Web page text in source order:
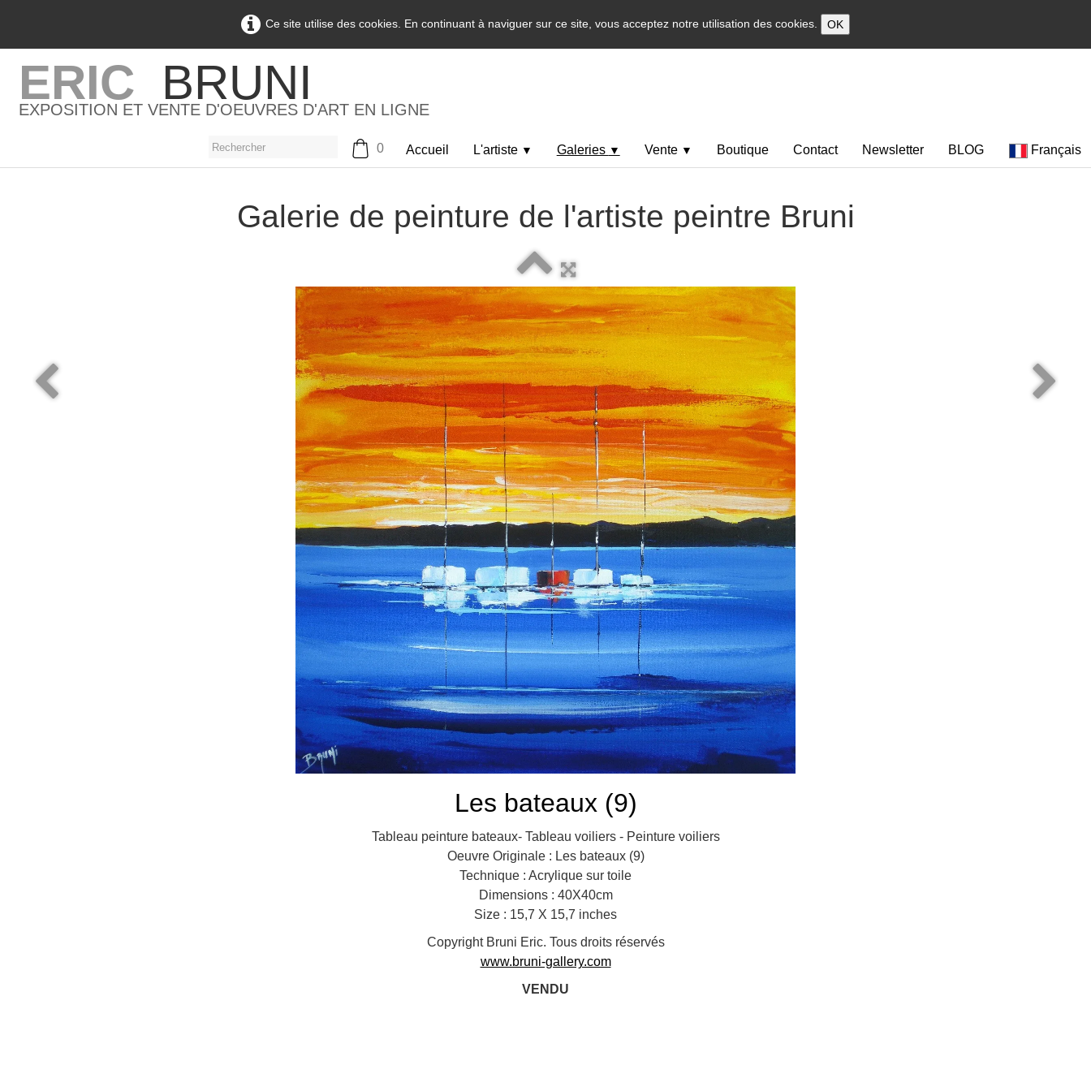
Ce site utilise des cookies. En continuant à naviguer sur ce site, vous acceptez notre utilisation des cookies. OK
ERIC BRUNI
EXPOSITION ET VENTE D'OEUVRES D'ART EN LIGNE
0 Accueil L'artiste ▼ Galeries ▼ Vente ▼ Boutique Contact Newsletter BLOG Français
Galerie de peinture de l'artiste peintre Bruni
Les bateaux (9)
Tableau peinture bateaux- Tableau voiliers - Peinture voiliers
Oeuvre Originale : Les bateaux (9)
Technique : Acrylique sur toile
Dimensions : 40X40cm
Size : 15,7 X 15,7 inches
Copyright Bruni Eric. Tous droits réservés
www.bruni-gallery.com
VENDU